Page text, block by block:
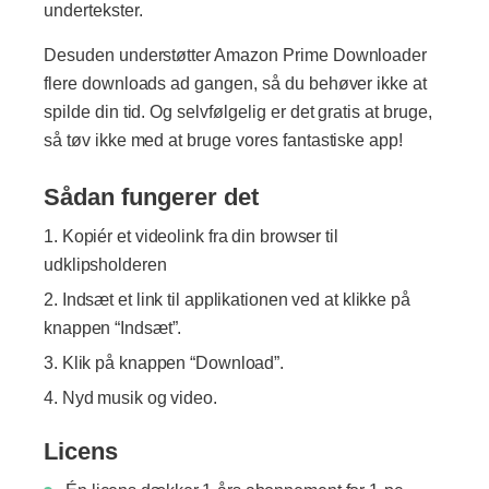
undertekster.
Desuden understøtter Amazon Prime Downloader
flere downloads ad gangen, så du behøver ikke at
spilde din tid. Og selvfølgelig er det gratis at bruge,
så tøv ikke med at bruge vores fantastiske app!
Sådan fungerer det
Kopiér et videolink fra din browser til
udklipsholderen
Indsæt et link til applikationen ved at klikke på
knappen “Indsæt”.
Klik på knappen “Download”.
Nyd musik og video.
Licens